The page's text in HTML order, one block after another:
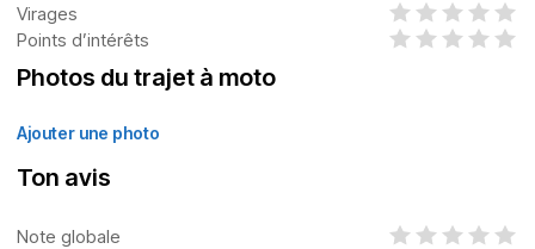
Virages
Points d’intérêts
Photos du trajet à moto
Ajouter une photo
Ton avis
Note globale